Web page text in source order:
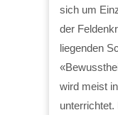
sich um
der
liegenden
wird meist
unterrichtet.